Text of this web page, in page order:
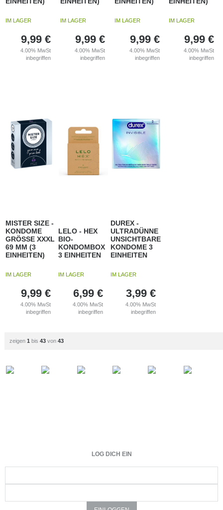
IM LAGER
9,99 €
4.00% MwSt
inbegriffen
IM LAGER
9,99 €
4.00% MwSt
inbegriffen
IM LAGER
9,99 €
4.00% MwSt
inbegriffen
IM LAGER
9,99 €
4.00% MwSt
inbegriffen
MISTER SIZE -
KONDOME
GRÖSSE XXXL
69 MM (3
EINHEITEN)
IM LAGER
9,99 €
4.00% MwSt
inbegriffen
LELO - HEX
BIO-
KONDOMBOX
3 EINHEITEN
IM LAGER
6,99 €
4.00% MwSt
inbegriffen
DUREX -
ULTRADÜNNE
UNSICHTBARE
KONDOME 3
EINHEITEN
IM LAGER
3,99 €
4.00% MwSt
inbegriffen
zeigen 1 bis 43von 43
LOG DICH EIN